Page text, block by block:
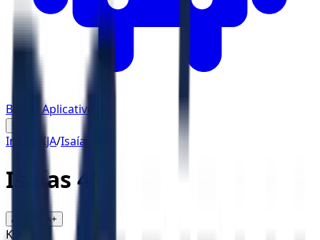
Baixar Aplicativo
☰
Início KJA/Isaías
Isaías 41
A- A+
KJA